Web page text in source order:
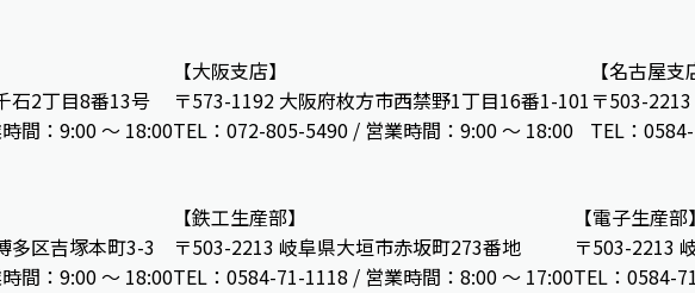
石2丁目8番13号
間：9:00 〜 18:00
【大阪支店】
〒573-1192 大阪府枚方市西禁野1丁目16番1-101
TEL：072-805-5490 / 営業時間：9:00 ～ 18:00
【名古屋支
〒503-
TEL：
多区吉塚本町3-3
間：9:00 〜 18:00
【鉄工生産部】
〒503-2213 岐阜県大垣市赤坂町273番地
TEL：0584-71-1118 / 営業時間：8:00 ～ 17:00
【電子生産部
〒503-2213
TEL：0584-